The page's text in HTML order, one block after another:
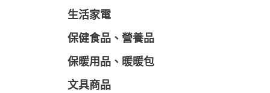
生活家電
保健食品、營養品
保暖用品、暖暖包
文具商品